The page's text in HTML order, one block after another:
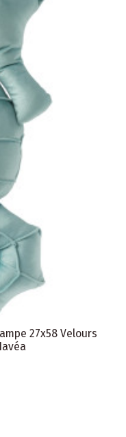
27x58 Velours